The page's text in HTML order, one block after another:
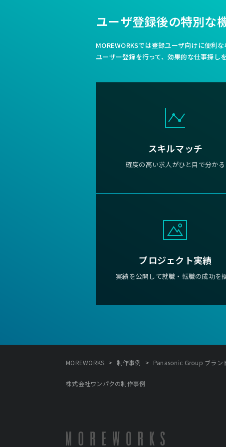
ユーザ登録後の特別な
MOREWORKSでは登録ユーザ向けに便利な
ユーザー登録を行って、効果的な仕事探し
スキルマッチ
確度の高い求人がひと目で分かる
プロジェクト実績
実績を公開して就職・転職の成功を
MOREWORKS > 制作事例 > Panasonic Group ブラン
株式会社ワンパクの制作事例